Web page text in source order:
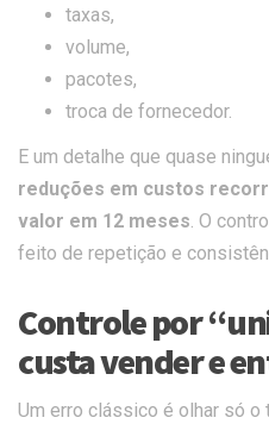
taxas,
volume,
pacotes,
troca de fornecedor.
E um detalhe que quase
reduções em custos
valor em 12 meses. O
feito de repetição e
Controle por
custa vender e
Um erro clássico é olhar só o